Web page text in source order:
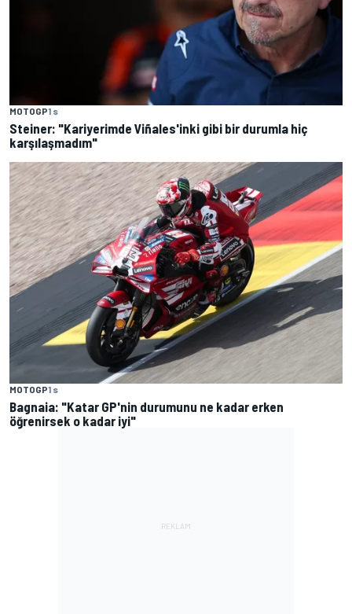
MOTOGP1 s
Steiner: "Kariyerimde Viñales'inki gibi bir durumla hiç
karşılaşmadım"
MOTOGP1 s
Bagnaia: "Katar GP'nin durumunu ne kadar erken
öğrenirsek o kadar iyi"